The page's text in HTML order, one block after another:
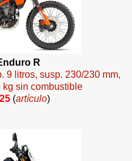
R
9 litros, susp. 230/230 mm,
kg sin combustible
(artículo)